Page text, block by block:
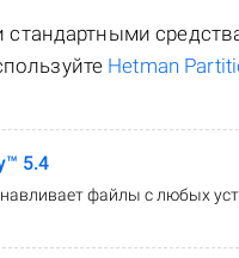
стандартными
Hetman
5.4
файлы с любых